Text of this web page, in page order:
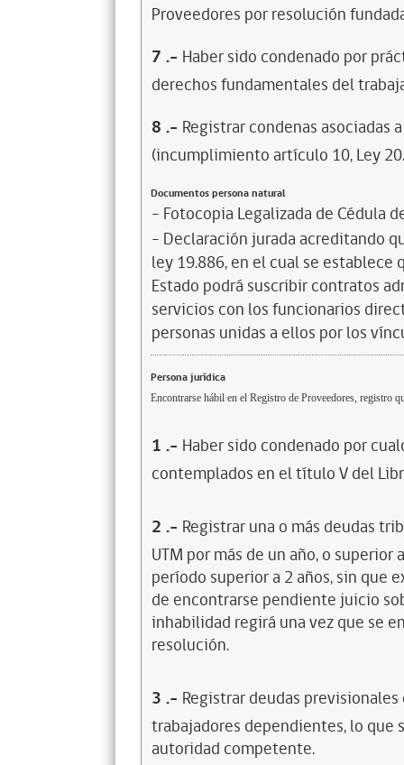
Proveedores por resolución
7 .- Haber sido condenado por
derechos fundamentales del
8 .- Registrar condenas asociadas
(incumplimiento artículo 10, Ley
Documentos persona natural
- Fotocopia Legalizada de Cédula
- Declaración jurada acreditando
ley 19.886, en el cual se
Estado podrá suscribir contratos
servicios con los funcionarios
personas unidas a ellos por los
Persona jurídica
Encontrarse hábil en el Registro de Proveedores, registro
1 .- Haber sido condenado por
contemplados en el título V del
2 .- Registrar una o más deudas
UTM por más de un año, o
período superior a 2 años, sin que
de encontrarse pendiente juicio
inhabilidad regirá una vez que se
resolución.
3 .- Registrar deudas
trabajadores dependientes, lo
autoridad competente.